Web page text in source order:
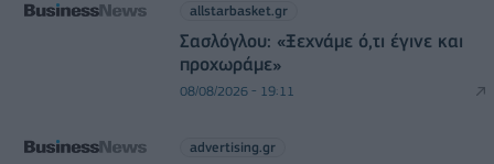
allstarbasket.gr
Σασλόγλου: «Ξεχνάμε ό,τι έγινε και
προχωράμε»
08/08/2026 - 19:11
advertising.gr